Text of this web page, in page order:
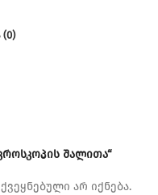
შალითა“
არ იქნება.